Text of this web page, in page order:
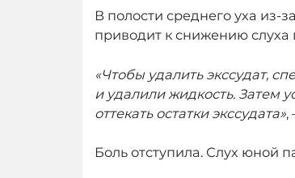
В полости среднего уха из-
приводит к снижению слуха
«Чтобы удалить экссудат,
и удалили жидкость. Затем
оттекать остатки экссудата»,
Боль отступила. Слух юной